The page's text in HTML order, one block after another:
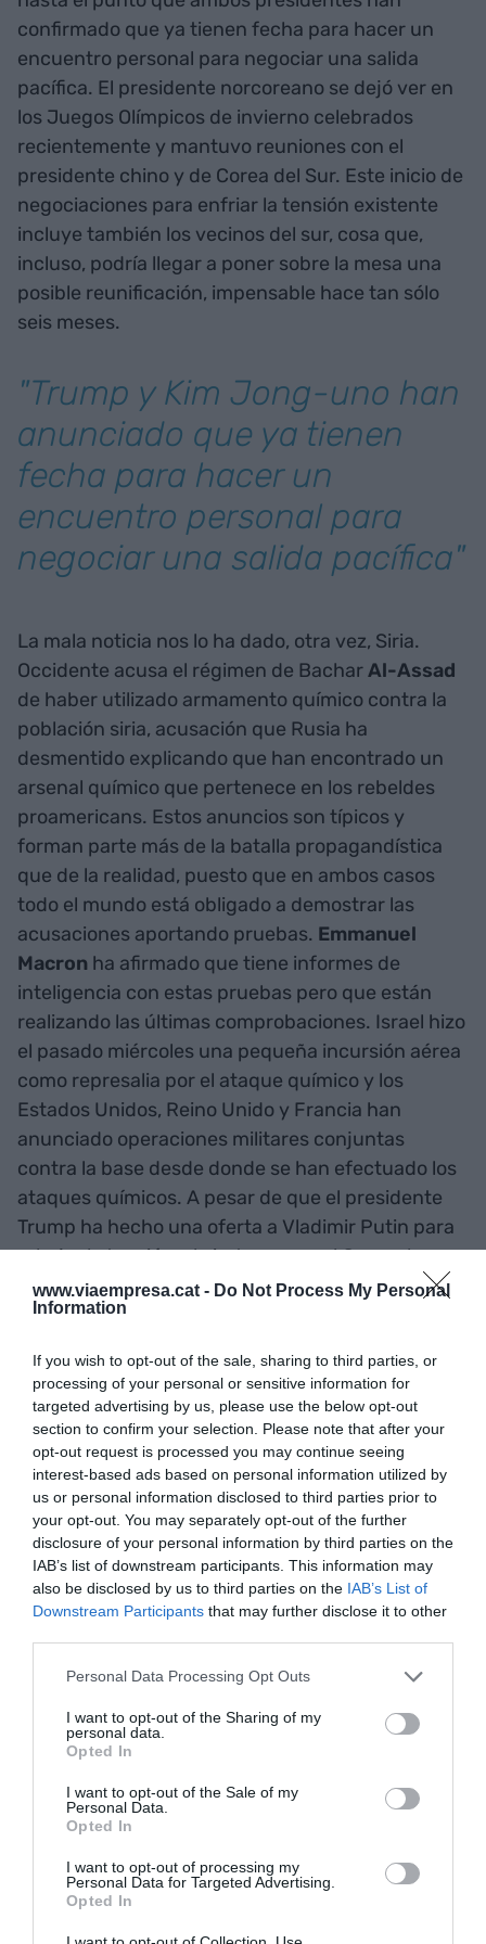
www.viaempresa.cat - Do Not Process My Personal
Information
If you wish to opt-out of the sale, sharing to third parties, or
processing of your personal or sensitive information for
targeted advertising by us, please use the below opt-out
section to confirm your selection. Please note that after your
opt-out request is processed you may continue seeing
interest-based ads based on personal information utilized by
us or personal information disclosed to third parties prior to
your opt-out. You may separately opt-out of the further
disclosure of your personal information by third parties on the
IAB’s list of downstream participants. This information may
also be disclosed by us to third parties on the IAB’s List of
Downstream Participants that may further disclose it to other
Personal Data Processing Opt Outs
I want to opt-out of the Sharing of my
personal data.
Opted In
I want to opt-out of the Sale of my
Personal Data.
Opted In
I want to opt-out of processing my
Personal Data for Targeted Advertising.
Opted In
confirmado que ya tienen fecha para hacer un
encuentro personal para negociar una salida
pacífica. El presidente norcoreano se dejó ver en
los Juegos Olímpicos de invierno celebrados
recientemente y mantuvo reuniones con el
presidente chino y de Corea del Sur. Este inicio de
negociaciones para enfriar la tensión existente
incluye también los vecinos del sur, cosa que,
incluso, podría llegar a poner sobre la mesa una
posible reunificación, impensable hace tan sólo
seis meses.
"Trump y Kim Jong-uno han
anunciado que ya tienen
fecha para hacer un
encuentro personal para
negociar una salida pacífica"
La mala noticia nos lo ha dado, otra vez, Siria.
Occidente acusa el régimen de BacharAl-Assad
de haber utilizado armamento químico contra la
población siria, acusación que Rusia ha
desmentido explicando que han encontrado un
arsenal químico que pertenece en los rebeldes
proamericans. Estos anuncios son típicos y
forman parte más de la batalla propagandística
que de la realidad, puesto que en ambos casos
todo el mundo está obligado a demostrar las
acusaciones aportando pruebas. Emmanuel
Macron ha afirmado que tiene informes de
inteligencia con estas pruebas pero que están
realizando las últimas comprobaciones. Israel hizo
el pasado miércoles una pequeña incursión aérea
como represalia por el ataque químico y los
Estados Unidos, Reino Unido y Francia han
anunciado operaciones militares conjuntas
contra la base desde donde se han efectuado los
ataques químicos. A pesar de que el presidente
Trump ha hecho una oferta a Vladimir Putin para
rebajar la tensión, el cierto es que el General
Mattis -quien realmente tiene que tomar la
decisión sobre si se hará o no un ataque militar a
tres tipos de ataques militares muy diferenciados.
Miércoles el Reino Unido ordenó a sus submarinos
poner rumbo en el Mediterráneo. Esto sugiere que
los planes por un hipotético ataque militar son
muy reales, pero el cierto es que los analistas
militares explican que el horizonte razonable para
un ataque militar es de 72 horas a partir de
miércoles. Es decir, si domingo este ataque no se
ha producido entonces la probabilidad que se
produzca caerá notablemente.
El regreso del
velocirraptor
KremlinGate
última semana. El abogado personal del
presidente Trump, Michael Cohen, ha sido fijado